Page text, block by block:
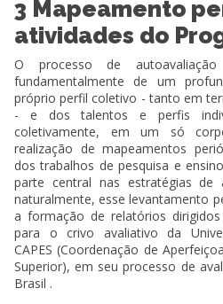
3 Mapeamento
atividades do
O processo de
fundamentalmente de um
próprio perfil coletivo - tanto em
- e dos talentos e perfis
coletivamente, em um só
realização de mapeamentos
dos trabalhos de pesquisa e
parte central nas estratégias de
naturalmente, esse levantamento
a formação de relatórios
para o crivo avaliativo da
CAPES (Coordenação de
Superior), em seu processo de
Brasil .